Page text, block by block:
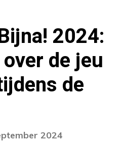
2024:
de jeu
de
2024